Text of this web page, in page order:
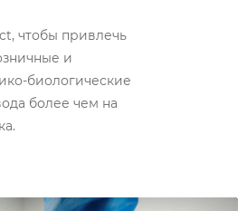
чтобы привлечь
и
биологические
более чем на